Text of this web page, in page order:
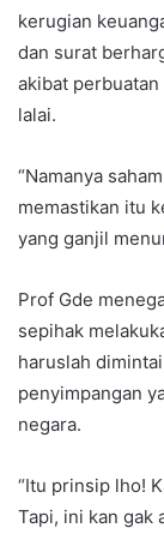
kerugian
dan surat
akibat
lalai.
“Namanya
memastikan itu
yang ganjil
Prof Gde
sepihak
haruslah
penyimpangan
negara.
“Itu prinsip lho!
Tapi, ini kan gak